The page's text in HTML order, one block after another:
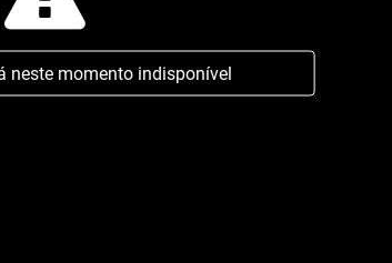
neste momento indisponível